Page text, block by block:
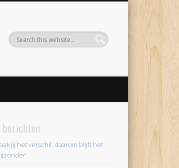
jij het verschil: daarom blijft het